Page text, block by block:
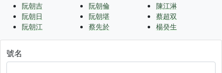
阮朝吉
阮朝日
阮朝江
阮朝倫
阮朝堪
蔡先於
陳江淋
蔡超双
楊癸生
號名